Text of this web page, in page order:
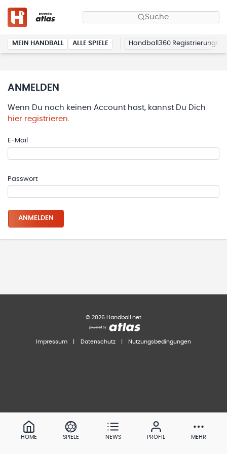
Suche
MEIN HANDBALL ALLE SPIELE Handball360 Registrierung
ANMELDEN
Wenn Du noch keinen Account hast, kannst Du Dich
hier registrieren.
E-Mail
Passwort
ANMELDEN
© 2026 Handball.net
Impressum Datenschutz Nutzungsbedingungen
HOME SPIELE NEWS PROFIL MEHR